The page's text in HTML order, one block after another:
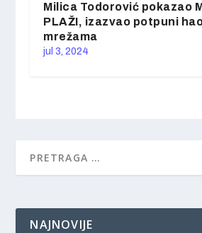
Milica Todorović pokazao
PLAŽI, izazvao potpuni
mrežama
jul 3, 2024
NAJNOVIJE